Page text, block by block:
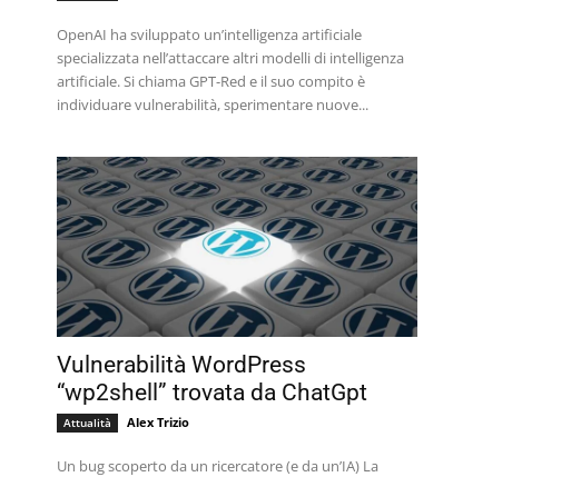
OpenAI ha sviluppato un’intelligenza artificiale
specializzata nell’attaccare altri modelli di intelligenza
artificiale. Si chiama GPT-Red e il suo compito è
individuare vulnerabilità, sperimentare nuove...
Vulnerabilità WordPress
“wp2shell” trovata da ChatGpt
Attualità Alex Trizio
Un bug scoperto da un ricercatore (e da un’IA) La